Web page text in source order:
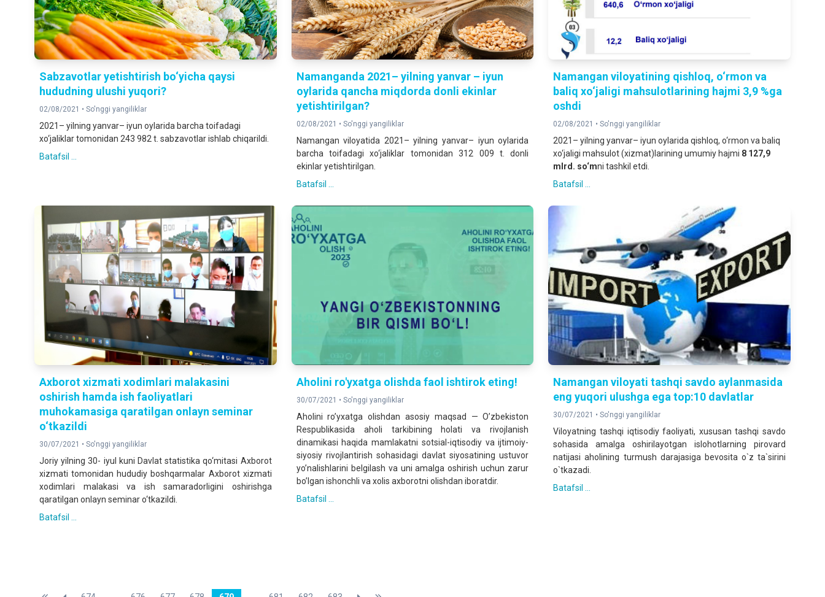
Sabzavotlar yetishtirish bo‘yicha qaysi
hududning ulushi yuqori?
02/08/2021 • So'nggi yangiliklar
2021– yilning yanvar– iyun oylarida barcha toifadagi
xo‘jaliklar tomonidan 243 982 t. sabzavotlar ishlab chiqarildi.
Batafsil ...
Namanganda 2021– yilning yanvar – iyun
oylarida qancha miqdorda donli ekinlar
yetishtirilgan?
02/08/2021 • So'nggi yangiliklar
Namangan viloyatida 2021– yilning yanvar– iyun oylarida
barcha toifadagi xo‘jaliklar tomonidan 312 009 t. donli
ekinlar yetishtirilgan.
Batafsil ...
Namangan viloyatining qishloq, o‘rmon va
baliq xo‘jaligi mahsulotlarining hajmi 3,9 %ga
oshdi
02/08/2021 •So'nggi yangiliklar
2021– yilning yanvar– iyun oylarida qishloq, o‘rmon va baliq
xo‘jaligi mahsulot (xizmat)larining umumiy hajmi 8 127,9
mlrd. so‘mni tashkil etdi.
Batafsil ...
Axborot xizmati xodimlari malakasini
oshirish hamda ish faoliyatlari
muhokamasiga qaratilgan onlayn seminar
o‘tkazildi
30/07/2021 • So'nggi yangiliklar
Joriy yilning 30- iyul kuni Davlat statistika qo‘mitasi Axborot
xizmati tomonidan hududiy boshqarmalar Axborot xizmati
xodimlari malakasi va ish samaradorligini oshirishga
qaratilgan onlayn seminar o‘tkazildi.
Batafsil ...
Aholini ro'yxatga olishda faol ishtirok eting!
30/07/2021 • So'nggi yangiliklar
Аholini roʼyxatga olishdan asosiy maqsad — Oʼzbekiston
Respublikasida aholi tarkibining holati va rivojlanish
dinamikasi haqida mamlakatni sotsial-iqtisodiy va ijtimoiy-
siyosiy rivojlantirish sohasidagi davlat siyosatining ustuvor
yoʼnalishlarini belgilash va uni amalga oshirish uchun zarur
boʼlgan ishonchli va xolis axborotni olishdan iboratdir.
Batafsil ...
Namangan viloyati tashqi savdo aylanmasida
eng yuqori ulushga ega top:10 davlatlar
30/07/2021 •So'nggi yangiliklar
Viloyatning tashqi iqtisodiy faoliyati, xususan tashqi savdo
sohasida amalga oshirilayotgan islohotlarning pirovard
natijasi aholining turmush darajasiga bevosita o`z ta`sirini
o`tkazadi.
Batafsil ...